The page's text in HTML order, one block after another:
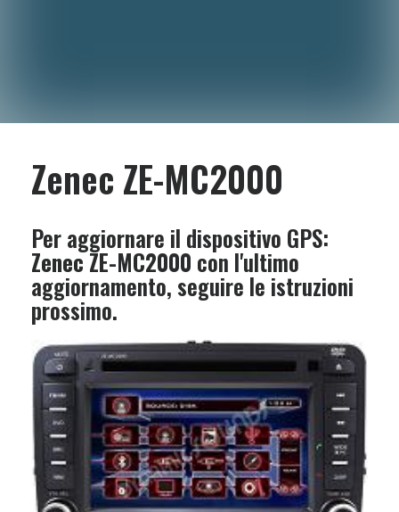
Zenec ZE-MC2000
Per aggiornare il dispositivo GPS:
Zenec ZE-MC2000 con l'ultimo
aggiornamento, seguire le istruzioni
prossimo.